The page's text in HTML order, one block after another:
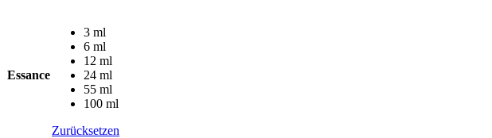
Essance
3 ml
6 ml
12 ml
24 ml
55 ml
100 ml
Zurücksetzen